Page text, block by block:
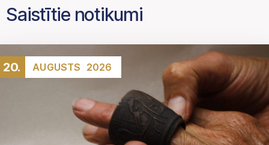
Saistītie notikumi
20. AUGUSTS 2026